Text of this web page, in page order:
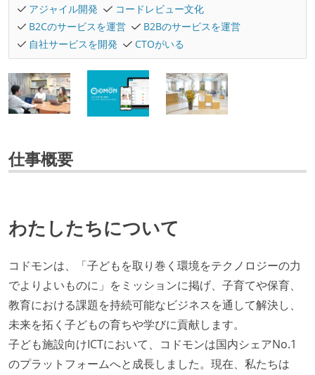
アジャイル開発
コードレビュー文化
B2Cのサービスを運営
B2Bのサービスを運営
自社サービスを開発
CTOがいる
仕事概要
わたしたちについて
コドモンは、「子どもを取り巻く環境をテクノロジーの力
でよりよいものに」をミッションに掲げ、子育てや保育、
教育における課題を持続可能なビジネスを通して解決し、
未来を拓く子どもの育ちや学びに貢献します。
子ども施設向けICTにおいて、コドモンは国内シェアNo.1
のプラットフォームへと成長しました。現在、私たちは